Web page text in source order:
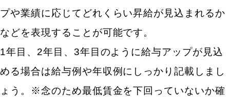
プや業績に応じてどれくらい昇給が見込まれるか
などを表現することが可能です。
1年目、2年目、3年目のように給与アップが見込
める場合は給与例や年収例にしっかり記載しまし
ょう。※念のため最低賃金を下回っていないか確